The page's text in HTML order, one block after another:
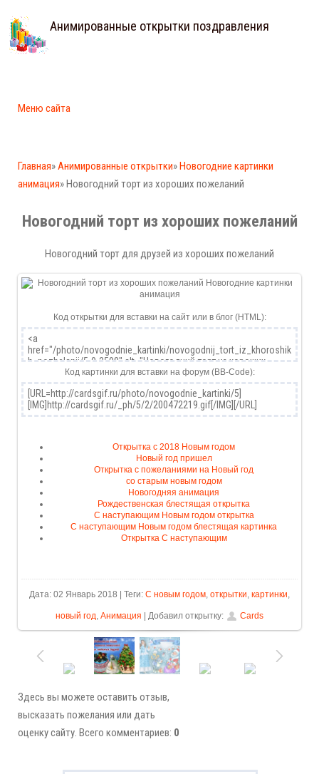
Анимированные открытки поздравления
Меню сайта
Главная»Анимированные открытки»Новогодние картинки
анимация» Новогодний торт из хороших пожеланий
Новогодний торт из хороших пожеланий
Новогодний торт для друзей из хороших пожеланий
Код открытки для вставки на сайт или в блог (HTML):
Код картинки для вставки на форум (BB-Code):
Открытка с 2018 Новым годом
Новый год пришел
Открытка с пожеланиями на Новый год
со старым новым годом
Новогодняя анимация
Рождественская блестящая открытка
C наступающим Новым годом открытка
C наступающим Новым годом блестящая картинка
Открытка С наступающим
Дата: 02 Январь 2018 | Теги: С новым годом, открытки, картинки,
новый год, Анимация | Добавил открытку: Cards
Здесь вы можете оставить отзыв,
высказать пожелания или дать
оценку сайту. Всего комментариев: 0